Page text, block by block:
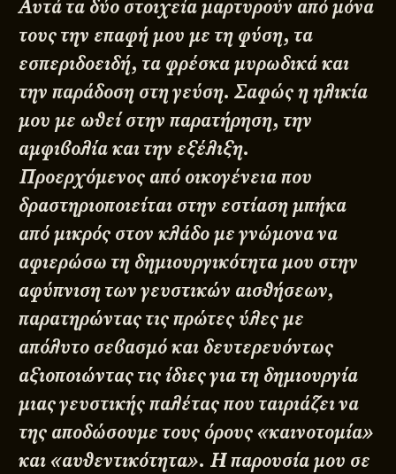
Αυτά τα δύο στοιχεία μαρτυρούν από μόνα
τους την επαφή μου με τη φύση, τα
εσπεριδοειδή, τα φρέσκα μυρωδικά και
την παράδοση στη γεύση. Σαφώς η ηλικία
μου με ωθεί στην παρατήρηση, την
αμφιβολία και την εξέλιξη.
Προερχόμενος από οικογένεια που
δραστηριοποιείται στην εστίαση μπήκα
από μικρός στον κλάδο με γνώμονα να
αφιερώσω τη δημιουργικότητα μου στην
αφύπνιση των γευστικών αισθήσεων,
παρατηρώντας τις πρώτες ύλες με
απόλυτο σεβασμό και δευτερευόντως
αξιοποιώντας τις ίδιες για τη δημιουργία
μιας γευστικής παλέτας που ταιριάζει να
της αποδώσουμε τους όρους «καινοτομία»
και «αυθεντικότητα». Η παρουσία μου σε